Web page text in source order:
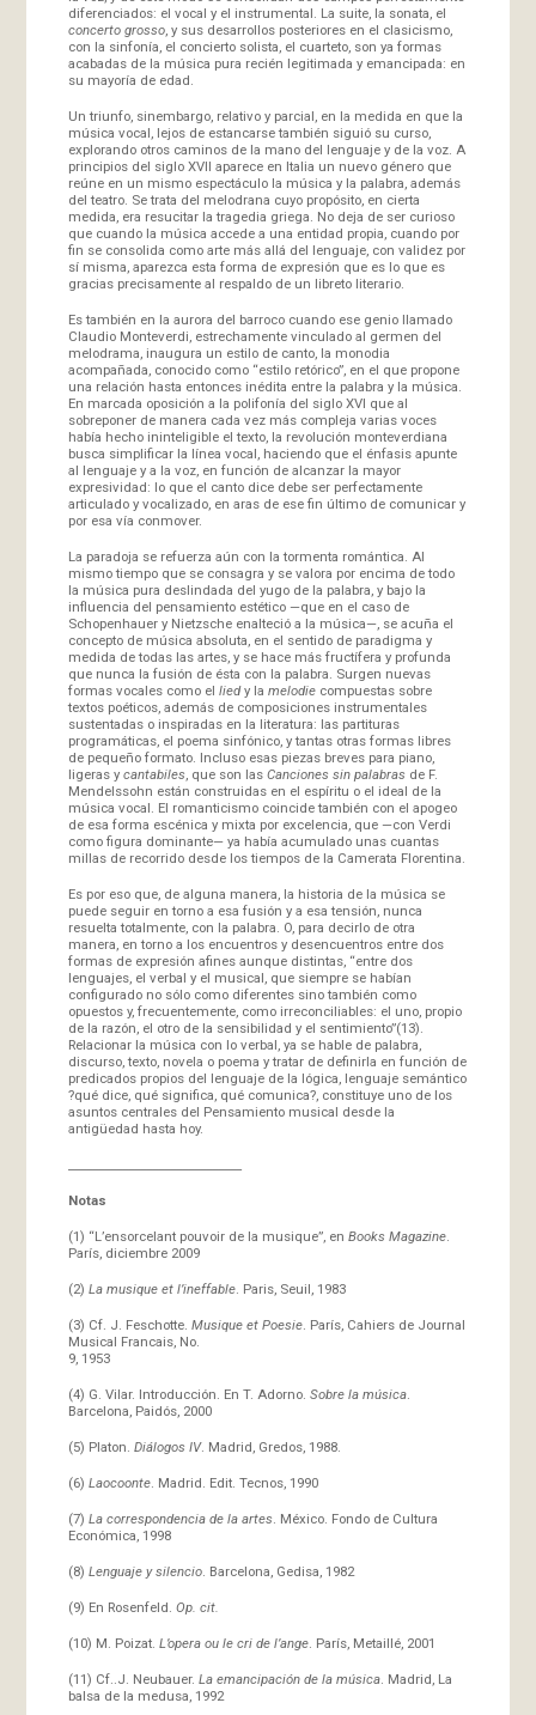
diferenciados: el vocal y el instrumental. La suite, la sonata, el
concerto grosso, y sus desarrollos posteriores en el clasicismo,
con la sinfonía, el concierto solista, el cuarteto, son ya formas
acabadas de la música pura recién legitimada y emancipada: en
su mayoría de edad.
Un triunfo, sinembargo, relativo y parcial, en la medida en que la
música vocal, lejos de estancarse también siguió su curso,
explorando otros caminos de la mano del lenguaje y de la voz. A
principios del siglo XVII aparece en Italia un nuevo género que
reúne en un mismo espectáculo la música y la palabra, además
del teatro. Se trata del melodrana cuyo propósito, en cierta
medida, era resucitar la tragedia griega. No deja de ser curioso
que cuando la música accede a una entidad propia, cuando por
fin se consolida como arte más allá del lenguaje, con validez por
sí misma, aparezca esta forma de expresión que es lo que es
gracias precisamente al respaldo de un libreto literario.
Es también en la aurora del barroco cuando ese genio llamado
Claudio Monteverdi, estrechamente vinculado al germen del
melodrama, inaugura un estilo de canto, la monodia
acompañada, conocido como “estilo retórico”, en el que propone
una relación hasta entonces inédita entre la palabra y la música.
En marcada oposición a la polifonía del siglo XVI que al
sobreponer de manera cada vez más compleja varias voces
había hecho ininteligible el texto, la revolución monteverdiana
busca simplificar la línea vocal, haciendo que el énfasis apunte
al lenguaje y a la voz, en función de alcanzar la mayor
expresividad: lo que el canto dice debe ser perfectamente
articulado y vocalizado, en aras de ese fin último de comunicar y
por esa vía conmover.
La paradoja se refuerza aún con la tormenta romántica. Al
mismo tiempo que se consagra y se valora por encima de todo
la música pura deslindada del yugo de la palabra, y bajo la
influencia del pensamiento estético —que en el caso de
Schopenhauer y Nietzsche enalteció a la música—, se acuña el
concepto de música absoluta, en el sentido de paradigma y
medida de todas las artes, y se hace más fructífera y profunda
que nunca la fusión de ésta con la palabra. Surgen nuevas
formas vocales como el liedy la melodiecompuestas sobre
textos poéticos, además de composiciones instrumentales
sustentadas o inspiradas en la literatura: las partituras
programáticas, el poema sinfónico, y tantas otras formas libres
de pequeño formato. Incluso esas piezas breves para piano,
ligeras y cantabiles , que son las Canciones sin palabras de F.
Mendelssohn están construidas en el espíritu o el ideal de la
música vocal. El romanticismo coincide también con el apogeo
de esa forma escénica y mixta por excelencia, que —con Verdi
como figura dominante— ya había acumulado unas cuantas
millas de recorrido desde los tiempos de la Camerata Florentina.
Es por eso que, de alguna manera, la historia de la música se
puede seguir en torno a esa fusión y a esa tensión, nunca
resuelta totalmente, con la palabra. O, para decirlo de otra
manera, en torno a los encuentros y desencuentros entre dos
formas de expresión afines aunque distintas, “entre dos
lenguajes, el verbal y el musical, que siempre se habían
configurado no sólo como diferentes sino también como
opuestos y, frecuentemente, como irreconciliables: el uno, propio
de la razón, el otro de la sensibilidad y el sentimiento”(13).
Relacionar la música con lo verbal, ya se hable de palabra,
discurso, texto, novela o poema y tratar de definirla en función de
predicados propios del lenguaje de la lógica, lenguaje semántico
?qué dice, qué significa, qué comunica?, constituye uno de los
asuntos centrales del Pensamiento musical desde la
antigüedad hasta hoy.
Notas
(1) “L’ensorcelant pouvoir de la musique”, en Books Magazine.
París, diciembre 2009
(2) La musique et l’ineffable. Paris, Seuil, 1983
(3) Cf. J. Feschotte. Musique et Poesie. París, Cahiers de Journal
Musical Francais, No.
9, 1953
(4) G. Vilar. Introducción. En T. Adorno. Sobre la música.
Barcelona, Paidós, 2000
(5) Platon. Diálogos IV. Madrid, Gredos, 1988.
(6) Laocoonte. Madrid. Edit. Tecnos, 1990
(7) La correspondencia de la artes . México. Fondo de Cultura
Económica, 1998
(8) Lenguaje y silencio. Barcelona, Gedisa, 1982
(9) En Rosenfeld. Op. cit.
(10) M. Poizat. L’opera ou le cri de l’ange. París, Metaillé, 2001
(11) Cf..J. Neubauer. La emancipación de la música. Madrid, La
balsa de la medusa, 1992